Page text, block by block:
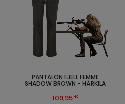
PANTALON FJELL FEMME
SHADOW BROWN - HÄRKILA
109,95 €